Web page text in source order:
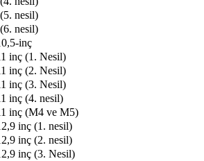
nesil)
nesil)
inç
inç (1. Nesil)
inç (2. Nesil)
inç (3. Nesil)
inç (4. nesil)
inç (M4 ve M5)
inç (1. nesil)
inç (2. nesil)
inç (3. Nesil)